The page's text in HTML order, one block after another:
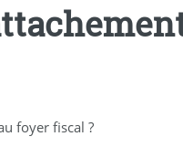
foyer fiscal ?